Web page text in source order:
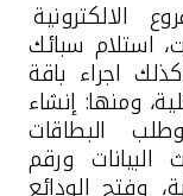
الالكترونية
، استلام سبائك
وكذلك اجراء باقة
ومنها: إنشاء
وطلب البطاقات
البيانات ورقم
وفتح الودائع